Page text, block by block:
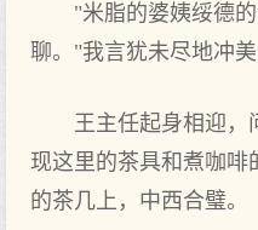
"米脂的婆姨绥德
聊。"我言犹未尽地冲美
王主任起身相迎，
现这里的茶具和煮咖啡
的茶几上，中西合璧。